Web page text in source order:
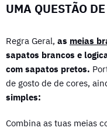
UMA QUESTÃO
Regra Geral, as meias
sapatos brancos e
com sapatos pretos.
de gosto de de cores,
simples:
Combina as tuas meias